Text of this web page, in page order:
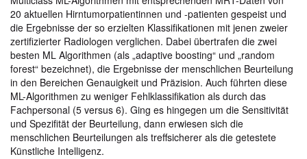
20 aktuellen Hirntumorpatientinnen und -patienten gespeist und
die Ergebnisse der so erzielten Klassifikationen mit jenen zweier
zertifizierter Radiologen verglichen. Dabei übertrafen die zwei
besten ML Algorithmen (als „adaptive boosting“ und „random
forest“ bezeichnet), die Ergebnisse der menschlichen Beurteilung
in den Bereichen Genauigkeit und Präzision. Auch führten diese
ML-Algorithmen zu weniger Fehlklassifikation als durch das
Fachpersonal (5 versus 6). Ging es hingegen um die Sensitivität
und Spezifität der Beurteilung, dann erwiesen sich die
menschlichen Beurteilungen als treffsicherer als die getestete
Künstliche Intelligenz.